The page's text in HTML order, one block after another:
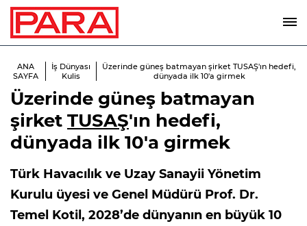
ANA
SAYFA
İş Dünyası
Kulis
Üzerinde güneş batmayan şirket TUSAŞ'ın hedefi,
dünyada ilk 10'a girmek
Üzerinde güneş batmayan
şirket TUSAŞ'ın hedefi,
dünyada ilk 10'a girmek
Türk Havacılık ve Uzay Sanayii Yönetim
Kurulu üyesi ve Genel Müdürü Prof. Dr.
Temel Kotil, 2028’de dünyanın en büyük 10